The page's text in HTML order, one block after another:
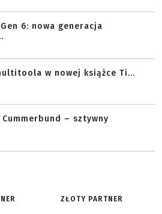
Gen 6: nowa generacja
w nowej książce Ti...
– sztywny
ZŁOTY PARTNER